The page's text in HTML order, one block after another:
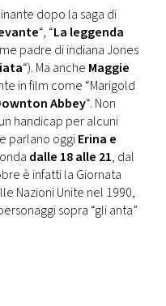
dopo la saga di
“, “La leggenda
padre di indiana Jones
“). Ma anche Maggie
in film come “Marigold
Abbey“. Non
handicap per alcuni
parlano oggiErina e
dalle 18 alle 21, dal
è infatti la Giornata
Nazioni Unite nel 1990,
sopra “gli anta”